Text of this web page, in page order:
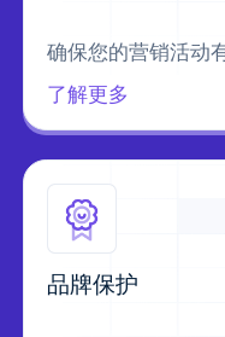
确保您的营销活动
了解更多
品牌保护